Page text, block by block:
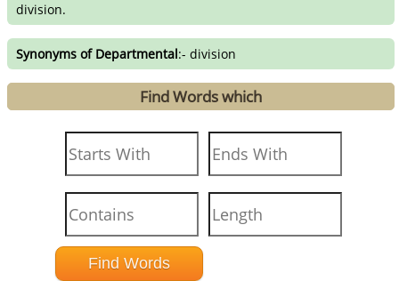
division.
Synonyms of Departmental:- division
Find Words which